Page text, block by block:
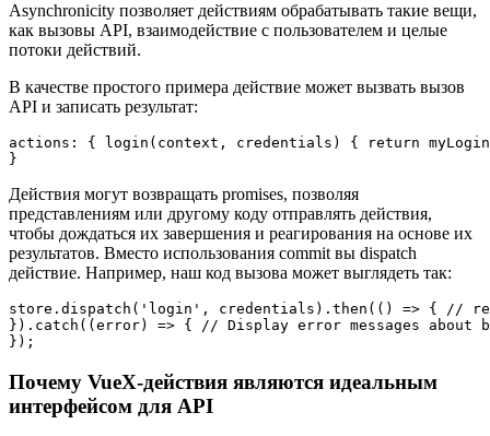
Asynchronicity позволяет действиям обрабатывать такие вещи,
как вызовы API, взаимодействие с пользователем и целые
потоки действий.
В качестве простого примера действие может вызвать вызов
API и записать результат:
actions: { login(context, credentials) { return
Действия могут возвращать promises, позволяя
представлениям или другому коду отправлять действия,
чтобы дождаться их завершения и реагирования на основе их
результатов. Вместо использования commit вы dispatch
действие. Например, наш код вызова может выглядеть так:
store.dispatch('login', credentials).then(() => { //
}).catch((error) => { // Display error messages about
Почему VueX-действия являются идеальным
интерфейсом для API